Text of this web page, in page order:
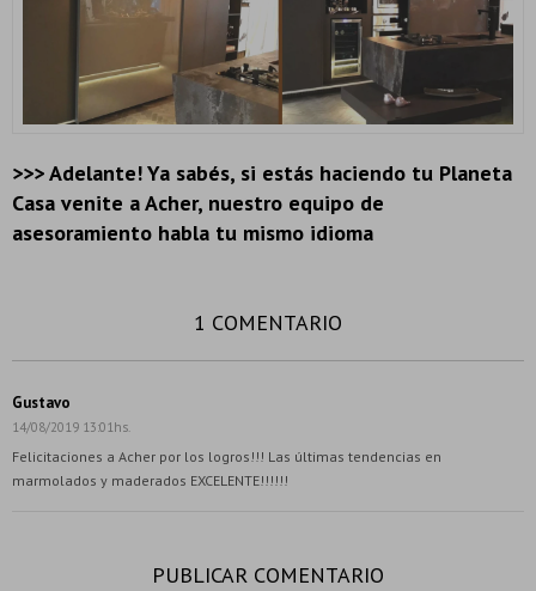
>>> Adelante! Ya sabés, si estás haciendo tu Planeta
Casa venite a Acher, nuestro equipo de
asesoramiento habla tu mismo idioma
1 COMENTARIO
Gustavo
14/08/2019 13:01hs.
Felicitaciones a Acher por los logros!!! Las últimas tendencias en
marmolados y maderados EXCELENTE!!!!!!
PUBLICAR COMENTARIO